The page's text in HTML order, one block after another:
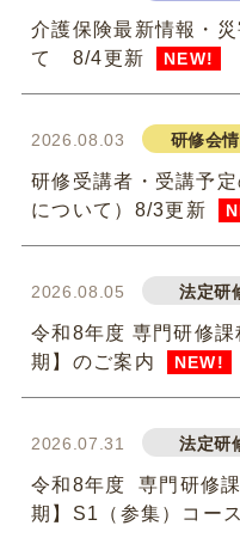
介護保険最新情報・
て 8/4更新
NEW!
2026.08.03 研修会
研修受講者・受講予
について）8/3更新
2026.08.05 法定研
令和8年度 専門研修
期】のご案内
NEW!
2026.07.31 法定研
令和8年度 専門研修
期】S1（参集）コー